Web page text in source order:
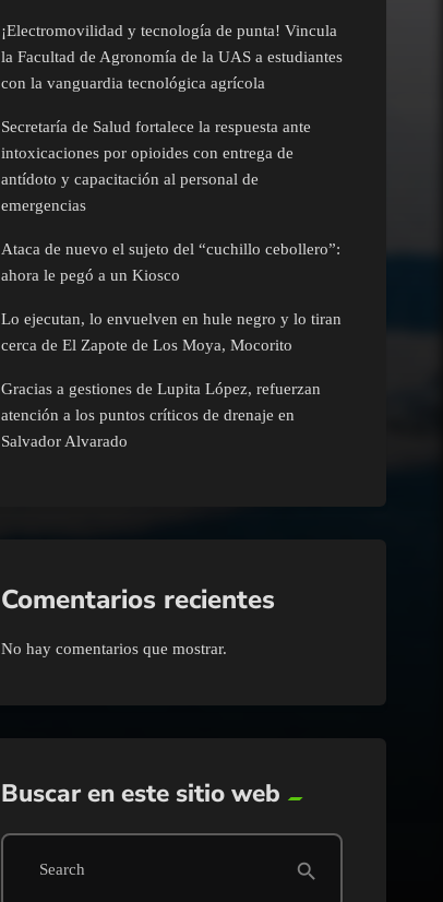
¡Electromovilidad y tecnología de punta! Vincula
la Facultad de Agronomía de la UAS a estudiantes
con la vanguardia tecnológica agrícola
Secretaría de Salud fortalece la respuesta ante
intoxicaciones por opioides con entrega de
antídoto y capacitación al personal de
emergencias
Ataca de nuevo el sujeto del “cuchillo cebollero”:
ahora le pegó a un Kiosco
Lo ejecutan, lo envuelven en hule negro y lo tiran
cerca de El Zapote de Los Moya, Mocorito
Gracias a gestiones de Lupita López, refuerzan
atención a los puntos críticos de drenaje en
Salvador Alvarado
Comentarios recientes
No hay comentarios que mostrar.
Buscar en este sitio web
Search search